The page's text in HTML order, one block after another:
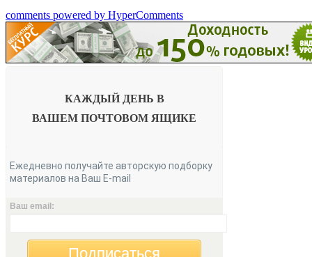
comments powered by HyperComments
КАЖДЫЙ ДЕНЬ В
ВАШЕМ ПОЧТОВОМ ЯЩИКЕ
Ежедневно получайте авторскую подборку
материалов на Ваш E-mail
Ваш email:
Подписаться